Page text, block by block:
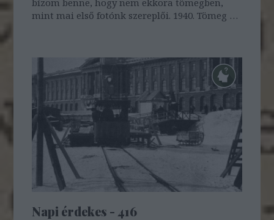
mint mai első fotónk szereplői. 1940. Tömeg a
Napi érdekes - 416